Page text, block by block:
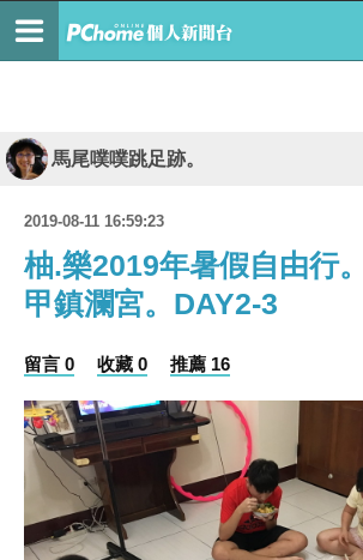
馬尾噗噗跳足跡。
2019-08-11 16:59:23
柚.樂2019年暑假自由行
甲鎮瀾宮。DAY2-3
留言 0 收藏 0 推薦 16